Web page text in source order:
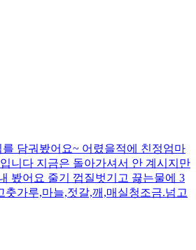
담궈봤어요~ 어렸을적에 친정엄마
니다 지금은 돌아가셔서 안 계시지만
봤어요 줄기 껍질벗기고 끓는물에 3
춧가루,마늘,젓갈,깨,매실청조금.넘고